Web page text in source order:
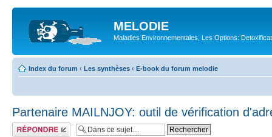
MELODIE
Maladies Environnementales, Les Options:
Index du forum ‹ Les synthèses ‹ E-book du forum melodie
Partenaire MAILNJOY: outil de vérification
Répondre